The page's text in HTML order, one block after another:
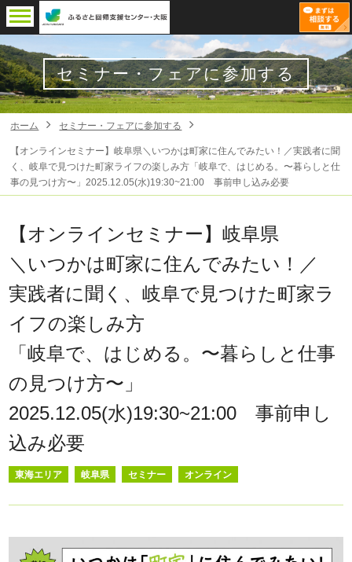
セミナー・フェアに参加する
ホーム セミナー・フェアに参加する
【オンラインセミナー】岐阜県＼いつかは町家に住んでみたい！／実践者に聞
く、岐阜で見つけた町家ライフの楽しみ方「岐阜で、はじめる。〜暮らしと仕
事の見つけ方〜」2025.12.05(水)19:30~21:00 事前申し込み必要
【オンラインセミナー】岐阜県
＼いつかは町家に住んでみたい！／
実践者に聞く、岐阜で見つけた町家ラ
イフの楽しみ方
「岐阜で、はじめる。〜暮らしと仕事
の見つけ方〜」
2025.12.05(水)19:30~21:00 事前申し
込み必要
東海エリア 岐阜県 セミナー オンライン